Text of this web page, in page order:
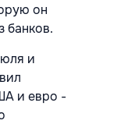
он
банков.
и
и евро -